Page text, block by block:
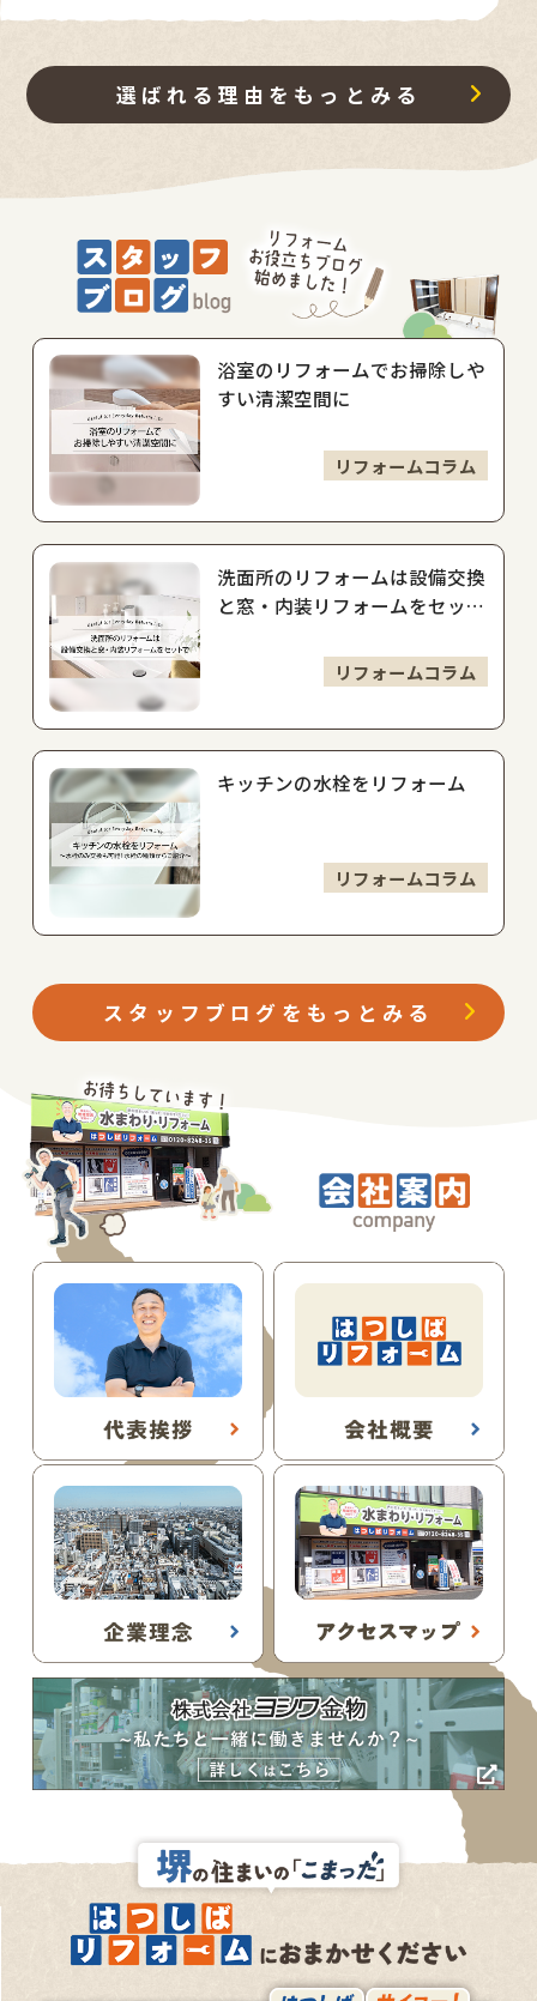
選ばれる理由をもっとみる
浴室のリフォームでお掃除しや
すい清潔空間に
リフォームコラム
洗面所のリフォームは設備交換
と窓・内装リフォームをセット
リフォームコラム
キッチンの水栓をリフォーム
リフォームコラム
スタッフブログをもっとみる